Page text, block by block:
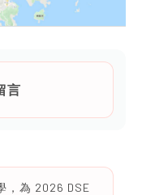
言
，為 2026 DSE